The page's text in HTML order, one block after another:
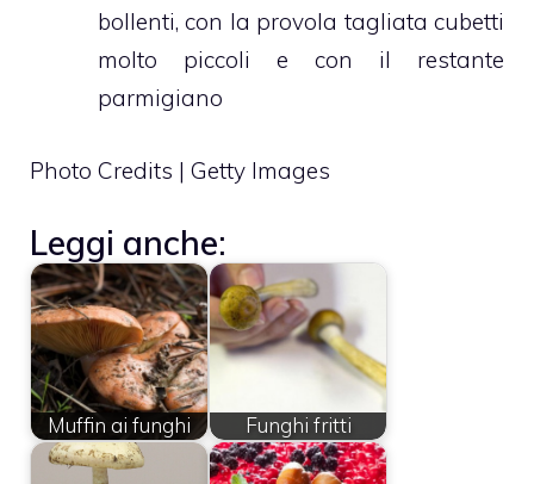
bollenti, con la provola tagliata cubetti
molto piccoli e con il restante
parmigiano
Photo Credits | Getty Images
Leggi anche:
Muffin ai funghi Funghi fritti